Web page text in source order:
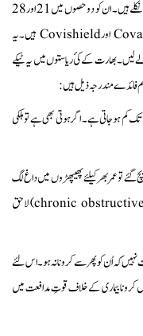
دوسرا Moderna۔ اب تک ان دونوں ویکسین کے اچھے نتائج نکلے ہیں۔ ان کو دو حصوں میں 21 اور 28
دن کے وقفے سے دیا جاتا ہے۔ ہندوستان میں دستیاب ویکسین Covaxin اور Covishield ہیں۔ یہ
لیں۔ بھارت کے کئ ریاستوں میں یہ ٹیکے
فائدے مندرجہ ذیل ہیں:
کم ہو جاتی ہے۔ اگر ہوتی بھی ہے تو ہلکی
گئے تو عمر بھر کیلئے پھیپھڑوں میں داغ لگ
جاتے ہیں۔ جس سے دائمی تنفسی مرض (chronic obstructive lung disease) لاحق
نہیں کہ اُن کو پھر سے کرونا نہ ہو۔ اس لئے
کرونا بیماری کے خلاف قوتِ مدافعت میں